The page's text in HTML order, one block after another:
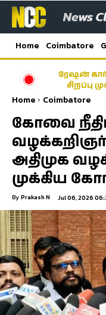
Home Coimbatore
ரேஷன்
சிறப்பு
Home Coimbatore
கோவை
அதிமுக
முக்கிய
By Prakash N Jul 06, 2026